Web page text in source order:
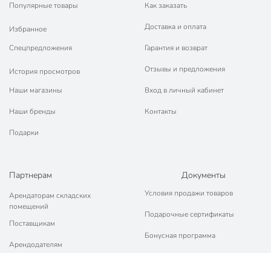
Популярные товары
Избранное
Спецпредложения
История просмотров
Наши магазины
Наши бренды
Подарки
Как заказать
Доставка и оплата
Гарантия и возврат
Отзывы и предложения
Вход в личный кабинет
Контакты
Партнерам
Арендаторам складских
помещений
Поставщикам
Арендодателям
Документы
Условия продажи товаров
Подарочные сертификаты
Бонусная программа